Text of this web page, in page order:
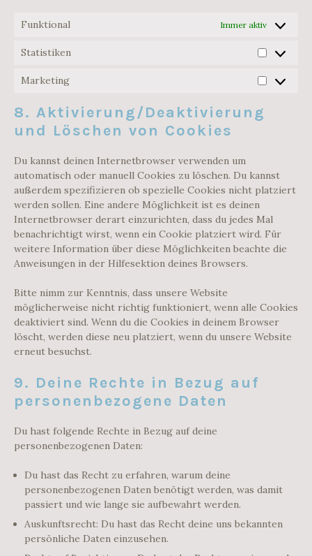
Funktional Immer aktiv
Statistiken
Marketing
8. Aktivierung/Deaktivierung
und Löschen von Cookies
Du kannst deinen Internetbrowser verwenden um
automatisch oder manuell Cookies zu löschen. Du kannst
außerdem spezifizieren ob spezielle Cookies nicht platziert
werden sollen. Eine andere Möglichkeit ist es deinen
Internetbrowser derart einzurichten, dass du jedes Mal
benachrichtigt wirst, wenn ein Cookie platziert wird. Für
weitere Information über diese Möglichkeiten beachte die
Anweisungen in der Hilfesektion deines Browsers.
Bitte nimm zur Kenntnis, dass unsere Website
möglicherweise nicht richtig funktioniert, wenn alle Cookies
deaktiviert sind. Wenn du die Cookies in deinem Browser
löscht, werden diese neu platziert, wenn du unsere Website
erneut besuchst.
9. Deine Rechte in Bezug auf
personenbezogene Daten
Du hast folgende Rechte in Bezug auf deine
personenbezogenen Daten:
Du hast das Recht zu erfahren, warum deine
personenbezogenen Daten benötigt werden, was damit
passiert und wie lange sie aufbewahrt werden.
Auskunftsrecht: Du hast das Recht deine uns bekannten
persönliche Daten einzusehen.